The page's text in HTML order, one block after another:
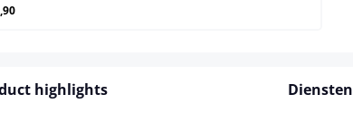
highlights Diensten